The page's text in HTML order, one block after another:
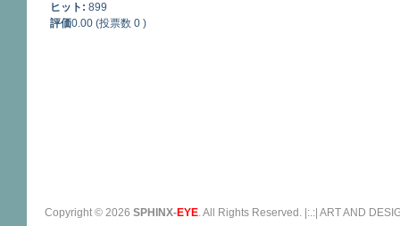
ヒット: 899
評価0.00 (投票数 0 )
Copyright © 2026 SPHINX-EYE. All Rights Reserved. |:.:| ART AND